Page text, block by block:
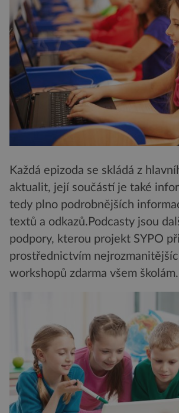
Každá epizoda se skládá z
aktualit, její součástí je také
tedy plno podrobnějších
textů a odkazů.Podcasty jsou
podpory, kterou projekt SYPO
prostřednictvím
workshopů zdarma všem školám.